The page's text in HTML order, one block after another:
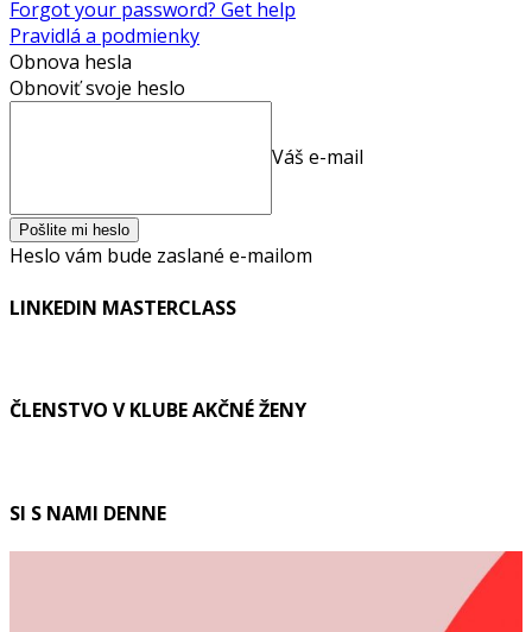
Forgot your password? Get help
Pravidlá a podmienky
Obnova hesla
Obnoviť svoje heslo
Váš e-mail
Heslo vám bude zaslané e-mailom
LINKEDIN MASTERCLASS
ČLENSTVO V KLUBE AKČNÉ ŽENY
SI S NAMI DENNE